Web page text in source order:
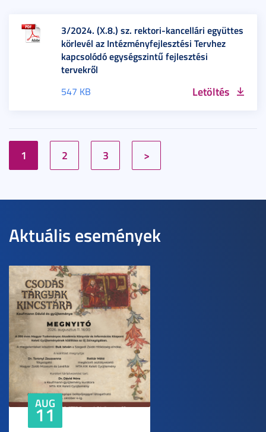
3/2024. (X.8.) sz. rektori-kancellári együttes
körlevél az Intézményfejlesztési Tervhez
kapcsolódó egységszintű fejlesztési
tervekről
547 KB Letöltés
1 2 3 >
Aktuális események
AUG
11